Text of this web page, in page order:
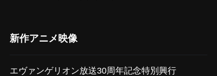
新作アニメ映像
エヴァンゲリオン放送30周年記念特別興行